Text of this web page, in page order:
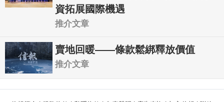
資拓展國際機遇
推介文章
賣地回暖——條款鬆綁釋放價值
推介文章